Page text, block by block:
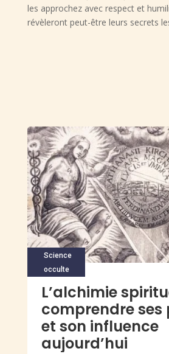
les approchez avec respect et
révèleront peut-être leurs secrets
Science
occulte
L’alchimie
comprendre ses
et son influence
aujourd’hui